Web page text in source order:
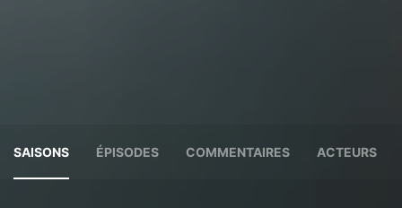
SAISONS ÉPISODES COMMENTAIRES ACTEURS